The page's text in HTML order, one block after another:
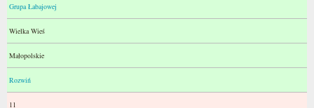
Grupa Łabajowej
Wielka Wieś
Małopolskie
Rozwiń
11